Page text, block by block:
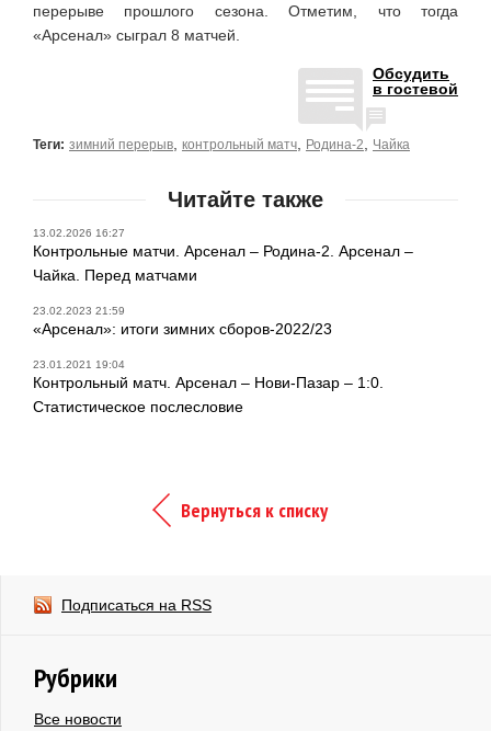
перерыве прошлого сезона. Отметим, что тогда
«Арсенал» сыграл 8 матчей.
Обсудить
в гостевой
Теги: зимний перерыв контрольный матч Родина-2 Чайка
Читайте также
13.02.2026 16:27
Контрольные матчи. Арсенал – Родина-2. Арсенал –
Чайка. Перед матчами
23.02.2023 21:59
«Арсенал»: итоги зимних сборов-2022/23
23.01.2021 19:04
Контрольный матч. Арсенал – Нови-Пазар – 1:0.
Статистическое послесловие
Вернуться к списку
Подписаться на RSS
Рубрики
Все новости